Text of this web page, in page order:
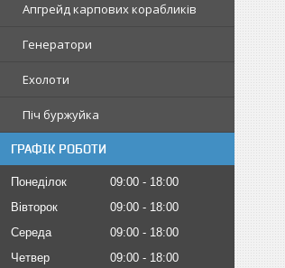
Апгрейд карпових корабликів
Генератори
Ехолоти
Піч буржуйка
ГРАФІК РОБОТИ
Понеділок 09:00
18:00
Вівторок
09:00
18:00
Середа
09:00
18:00
Четвер
09:00
18:00